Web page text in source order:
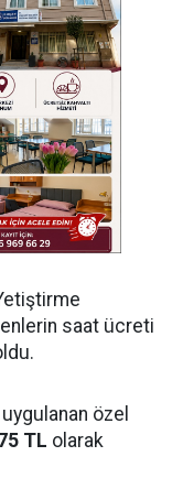
saat ücreti
uygulanan özel
TL olarak